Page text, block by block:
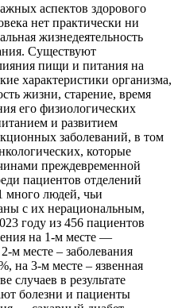
аспектов здорового
нет практически ни
жизнедеятельность
Существуют
пищи и питания на
характеристики организма,
жизни, старение, время
его физиологических
и развитием
заболеваний, в том
которые
преждевременной
пациентов отделений
много людей, чьи
с их нерациональным,
году из 456 пациентов
на 1-м месте —
м месте – заболевания
на 3-м месте – язвенная
случаев в результате
болезни и пациенты